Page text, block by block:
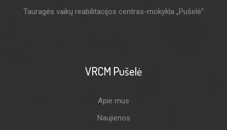
Tauragės vaikų reabilitacijos centras-mokykla „Pušelė“
VRCM Pušelė
Apie mus
Naujienos